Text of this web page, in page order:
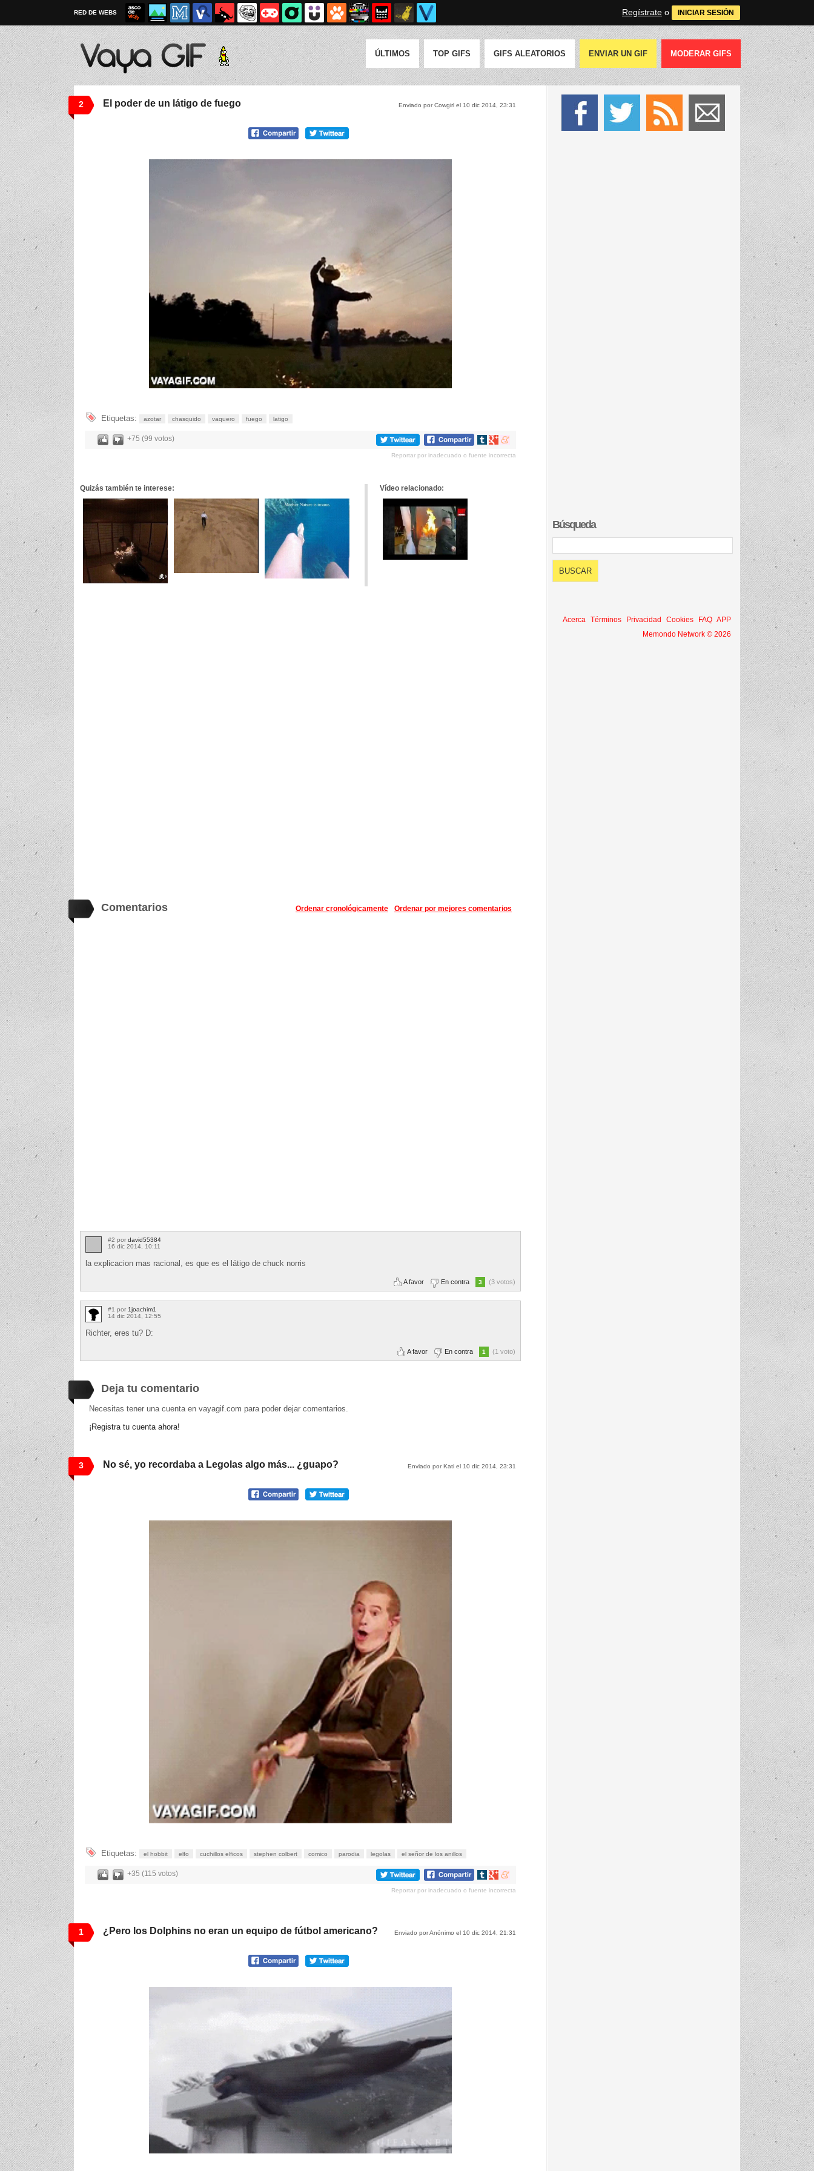
RED DE WEBS Regístrate o INICIAR SESIÓN
ÚLTIMOS TOP GIFS GIFS ALEATORIOS ENVIAR UN GIF MODERAR GIFS
2 Enviado por Cowgirl el 10 dic 2014, 23:31
El poder de un látigo de fuego
Etiquetas: azotar chasquido vaquero fuego latigo
+75 (99 votos)
Compartir
tumblr
Compartir
Google+
Compartir
meneame
Reportar por inadecuado o fuente incorrecta
Quizás también te interese: Vídeo relacionado:
Comentarios Ordenar por mejores comentarios
Ordenar cronológicamente
#2 por david55384
16 dic 2014, 10:11
la explicacion mas racional, es que es el látigo de chuck norris
A favor En contra 3 (3 votos)
#1 por 1joachim1
14 dic 2014, 12:55
Richter, eres tu? D:
A favor En contra 1 (1 voto)
Deja tu comentario
Necesitas tener una cuenta en vayagif.com para poder dejar comentarios.
¡Registra tu cuenta ahora!
3 Enviado por Kati el 10 dic 2014, 23:31
No sé, yo recordaba a Legolas algo más... ¿guapo?
Etiquetas: el hobbit elfo cuchillos elficos stephen colbert comico parodia legolas el señor de los anillos
+35 (115 votos)
Compartir
tumblr
Compartir
Google+
Compartir
meneame
Reportar por inadecuado o fuente incorrecta
1 Enviado por Anónimo el 10 dic 2014, 21:31
¿Pero los Dolphins no eran un equipo de fútbol americano?
Búsqueda
Acerca Términos Privacidad Cookies FAQ APP
Memondo Network © 2026